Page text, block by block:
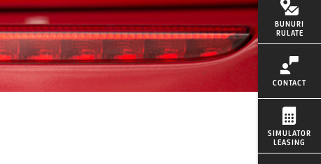
BUNURI
RULATE
CONTACT
SIMULATOR
LEASING